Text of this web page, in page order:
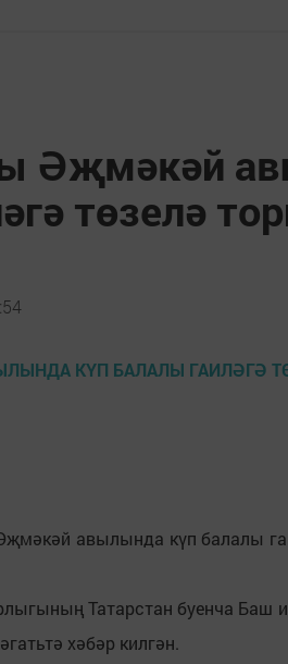
Әҗмәкәй
төзелә
авылында күп балалы
Татарстан буенча Баш
хәбәр килгән.